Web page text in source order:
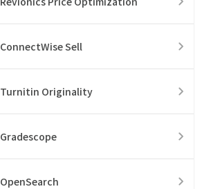
ConnectWise Sell
Turnitin Originality
Gradescope
OpenSearch